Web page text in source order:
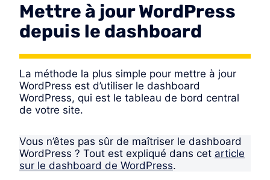
Mettre à jour WordPress
depuis le dashboard
La méthode la plus simple pour mettre à jour
WordPress est d’utiliser le dashboard
WordPress, qui est le tableau de bord central
de votre site.
Vous n’êtes pas sûr de maîtriser le dashboard
WordPress ? Tout est expliqué dans cet article
sur le dashboard de WordPress.